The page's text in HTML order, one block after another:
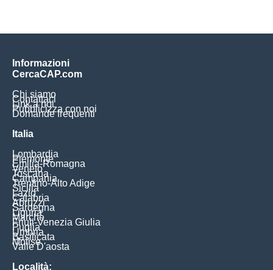
Informazioni
CercaCAP.com
Chi siamo
Contattaci
Link a noi
Pubblicizza con noi
Domande frequenti
Italia
Lombardia
Piemonte
Emilia-Romagna
Veneto
Toscana
Campania
Trentino-Alto Adige
Sicilia
Lazio
Calabria
Abruzzi
Sardegna
Liguria
Marche
Friuli-Venezia Giulia
Puglia
Umbria
Basilicata
Molise
Valle D'aosta
Località: